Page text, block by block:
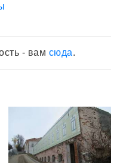
- вам сюда.